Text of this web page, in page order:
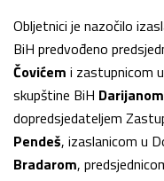
Obljetnici je nazočilo
BiH predvođeno
Čovićem i zastupnicom
skupštine BiH
dopredsjedateljem
Pendeš, izaslanicom u
Bradarom,